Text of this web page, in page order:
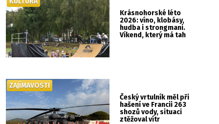
Krásnohorské léto
2026: víno, klobásy,
hudba i strongmani.
Víkend, který má tah
Český vrtulník měl při
hašení ve Francii 263
shozů vody, situaci
ztěžoval vítr
ZAJÍMAVOSTI